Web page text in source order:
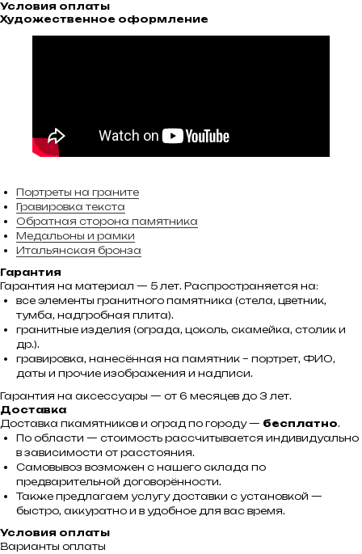
Условия оплаты
Художественное оформление
Портреты на граните
Гравировка текста
Обратная сторона памятника
Медальоны и рамки
Итальянская бронза
Гарантия
Гарантия на материал — 5 лет. Распространяется на:
все элементы гранитного памятника (стела, цветник,
тумба, надгробная плита).
гранитные изделия (ограда, цоколь, скамейка, столик и
др.).
гравировка, нанесённая на памятник – портрет, ФИО,
даты и прочие изображения и надписи.
Гарантия на аксессуары — от 6 месяцев до 3 лет.
Доставка
Доставка пкамятников и оград по городу — бесплатно.
По области — стоимость рассчитывается индивидуально
в зависимости от расстояния.
Самовывоз возможен с нашего склада по
предварительной договорённости.
Также предлагаем услугу доставки с установкой —
быстро, аккуратно и в удобное для вас время.
Условия оплаты
Варианты оплаты